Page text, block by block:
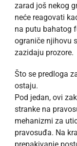
zarad još nekog
neće reagovati
na putu bahatog
ograniče njihovu
zazidaju prozore.
Što se predloga
ostaju.
Pod jedan, ovi
stranke na
mehanizmi za
pravosuđa. Na